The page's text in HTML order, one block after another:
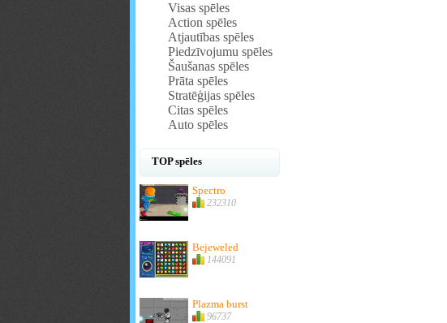
Visas spēles
Action spēles
Atjautības spēles
Piedzīvojumu spēles
Šaušanas spēles
Prāta spēles
Stratēģijas spēles
Citas spēles
Auto spēles
TOP spēles
Spectro
232310
Bejeweled
144091
Plazma burst
96737